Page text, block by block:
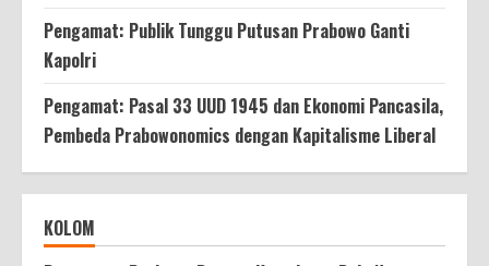
Pengamat: Publik Tunggu Putusan Prabowo Ganti
Kapolri
Pengamat: Pasal 33 UUD 1945 dan Ekonomi Pancasila,
Pembeda Prabowonomics dengan Kapitalisme Liberal
KOLOM